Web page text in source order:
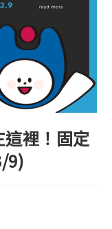
這裡！固定
9)